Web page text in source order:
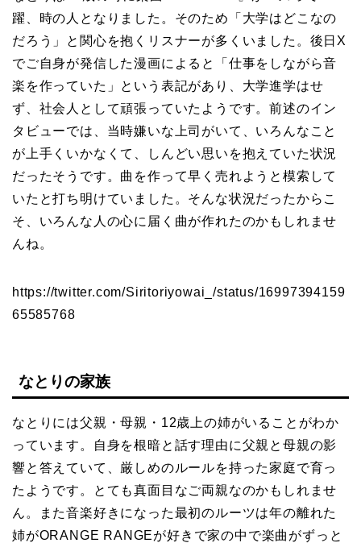
躍、時の人となりました。そのため「大学はどこなの
だろう」と関心を抱くリスナーが多くいました。後日X
でご自身が発信した漫画によると「仕事をしながら音
楽を作っていた」という表記があり、大学進学はせ
ず、社会人として頑張っていたようです。前述のイン
タビューでは、当時嫌いな上司がいて、いろんなこと
が上手くいかなくて、しんどい思いを抱えていた状況
だったそうです。曲を作って早く売れようと模索して
いたと打ち明けていました。そんな状況だったからこ
そ、いろんな人の心に届く曲が作れたのかもしれませ
んね。
https://twitter.com/Siritoriyowai_/status/16997394159
65585768
なとりの家族
なとりには父親・母親・12歳上の姉がいることがわか
っています。自身を根暗と話す理由に父親と母親の影
響と答えていて、厳しめのルールを持った家庭で育っ
たようです。とても真面目なご両親なのかもしれませ
ん。また音楽好きになった最初のルーツは年の離れた
姉がORANGE RANGEが好きで家の中で楽曲がずっと